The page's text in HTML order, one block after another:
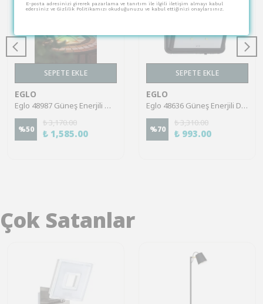
SEPETE EKLE
EGLO
Eglo 48987 Güneş Enerjili Masa Lambası Bahçe Aydınlatması Solar Aydınlatma Ip20
%50
₺ 3,170.00
₺ 1,585.00
SEPETE EKLE
EGLO
Eglo 48636 Güneş Enerjili Duvar Aplik Bahçe Aydınlatması Solar Aydınlatma Ip20
%70
₺ 3,310.00
₺ 993.00
Çok Satanlar
E-posta adresinizi girerek pazarlama ve tanıtım ile ilgili iletişim almayı kabul
edersiniz ve Gizlilik Politikamızı okuduğunuzu ve kabul ettiğinizi onaylarsınız.